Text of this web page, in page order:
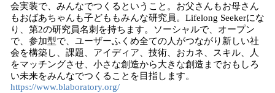
会実装で、みんなでつくるということ。お⽗さんもお⺟さん
もおばあちゃんも⼦どももみんな研究員。Lifelong Seekerにな
り、第2の研究員名刺を持ちます。ソーシャルで、オープン
で、参加型で、ユーザーふくめ全ての⼈がつながり新しい社
会を構築し、課題、アイディア、技術、おカネ、スキル、⼈
をマッチングさせ、⼩さな創造から⼤きな創造までおもしろ
い未来をみんなでつくることを⽬指します。
https://www.blaboratory.org/